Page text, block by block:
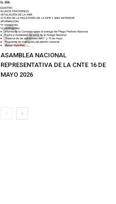
ASAMBLEA NACIONAL
REPRESENTATIVA DE LA CNTE 16 DE
MAYO 2026